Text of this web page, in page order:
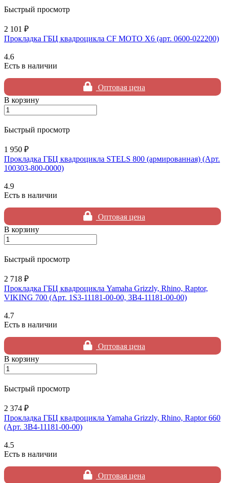
Быстрый просмотр
2 101 ₽
Прокладка ГБЦ квадроцикла CF MOTO X6 (арт. 0600-022200)
4.6
Есть в наличии
Оптовая цена
В корзину
Быстрый просмотр
1 950 ₽
Прокладка ГБЦ квадроцикла STELS 800 (армированная) (Арт.
100303-800-0000)
4.9
Есть в наличии
Оптовая цена
В корзину
Быстрый просмотр
2 718 ₽
Прокладка ГБЦ квадроцикла Yamaha Grizzly, Rhino, Raptor,
VIKING 700 (Арт. 1S3-11181-00-00, 3B4-11181-00-00)
4.7
Есть в наличии
Оптовая цена
В корзину
Быстрый просмотр
2 374 ₽
Прокладка ГБЦ квадроцикла Yamaha Grizzly, Rhino, Raptor 660
(Арт. 3B4-11181-00-00)
4.5
Есть в наличии
Оптовая цена